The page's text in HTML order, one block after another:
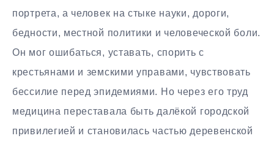
портрета, а человек на стыке науки, дороги,
бедности, местной политики и человеческой боли.
Он мог ошибаться, уставать, спорить с
крестьянами и земскими управами, чувствовать
бессилие перед эпидемиями. Но через его труд
медицина переставала быть далёкой городской
привилегией и становилась частью деревенской